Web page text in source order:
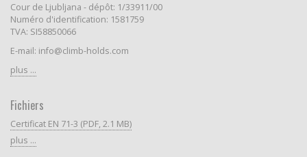
Cour de Ljubljana - dépôt: 1/33911/00
Numéro d'identification: 1581759
TVA: SI58850066
E-mail: info@climb-holds.com
plus ...
Fichiers
Certificat EN 71-3 (PDF, 2.1 MB)
plus ...